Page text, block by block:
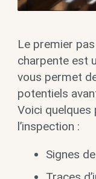
Le premier
charpente est
vous permet
potentiels
Voici quelques
l’inspection :
Signes